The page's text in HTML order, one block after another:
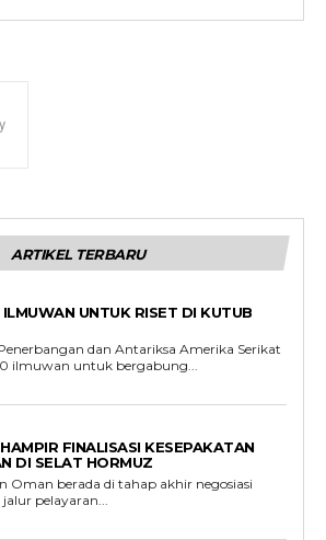
ARTIKEL TERBARU
UNTUK RISET DI KUTUB
dan Antariksa Amerika Serikat
ilmuwan untuk bergabung...
FINALISASI KESEPAKATAN
DI SELAT HORMUZ
Oman berada di tahap akhir negosiasi
pelayaran...